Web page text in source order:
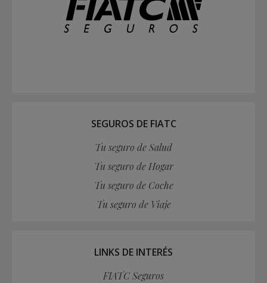
SEGUROS DE FIATC
Tu seguro de Salud
Tu seguro de Hogar
Tu seguro de Coche
Tu seguro de Viaje
LINKS DE INTERÉS
FIATC Seguros